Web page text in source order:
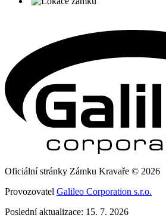
Oficiální stránky Zámku Kravaře © 2026
Provozovatel Galileo Corporation s.r.o.
Poslední aktualizace: 15. 7. 2026